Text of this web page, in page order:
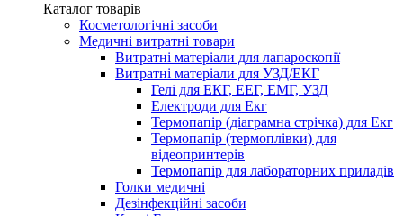
Каталог товарів
Косметологічні засоби
Медичні витратні товари
Витратні матеріали для лапароскопії
Витратні матеріали для УЗД/ЕКГ
Гелі для ЕКГ, ЕЕГ, ЕМГ, УЗД
Електроди для Екг
Термопапір (діаграмна стрічка) для Екг
Термопапір (термоплівки) для
відеопринтерів
Термопапір для лабораторних приладів
Голки медичні
Дезінфекційні засоби